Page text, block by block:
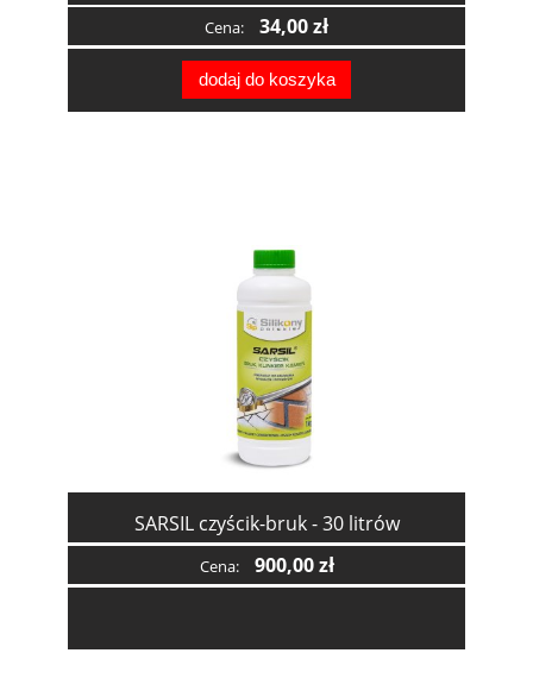
Cena: 34,00 zł
dodaj do koszyka
SARSIL czyścik-bruk - 30 litrów
Cena: 900,00 zł